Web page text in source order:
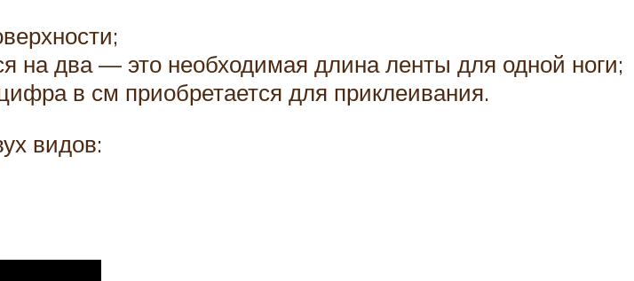
на два — это необходимая длина ленты для одной ноги;
в см приобретается для приклеивания.
видов: